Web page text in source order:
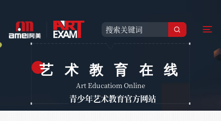
艺术教育在线
Art Educatiom Online
青少年艺术教育官方网站